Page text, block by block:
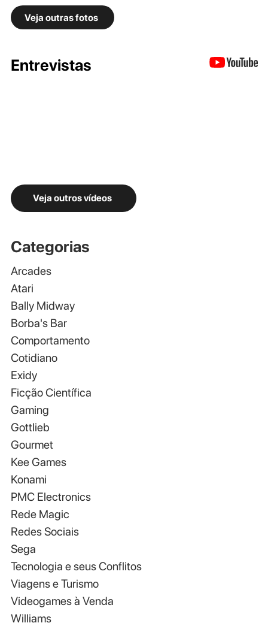
Veja outras fotos
Entrevistas
Veja outros vídeos
Categorias
Arcades
Atari
Bally Midway
Borba's Bar
Comportamento
Cotidiano
Exidy
Ficção Científica
Gaming
Gottlieb
Gourmet
Kee Games
Konami
PMC Electronics
Rede Magic
Redes Sociais
Sega
Tecnologia e seus Conflitos
Viagens e Turismo
Videogames à Venda
Williams